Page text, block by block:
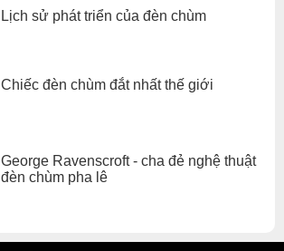
Lịch sử phát triển của đèn chùm
Chiếc đèn chùm đắt nhất thế giới
George Ravenscroft - cha đẻ nghệ thuật
đèn chùm pha lê